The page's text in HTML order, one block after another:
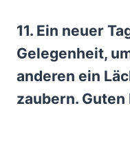
11. Ein neuer
Gelegenheit,
anderen ein
zaubern. Guten